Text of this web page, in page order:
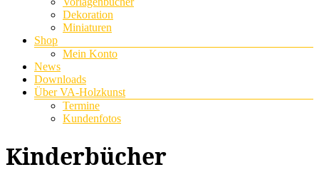
Dekoration
Miniaturen
Shop
Mein Konto
News
Downloads
Über VA-Holzkunst
Termine
Kundenfotos
Kinderbücher